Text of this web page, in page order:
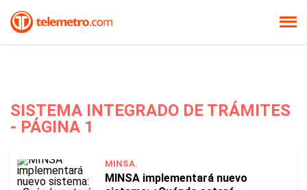
SISTEMA INTEGRADO DE TRÁMITES
- PÁGINA 1
MINSA.
MINSA implementará nuevo